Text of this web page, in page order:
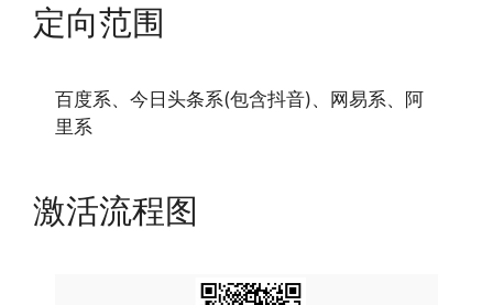
定向范围
百度系、今日头条系(包含抖音)、网易系、阿
里系
激活流程图